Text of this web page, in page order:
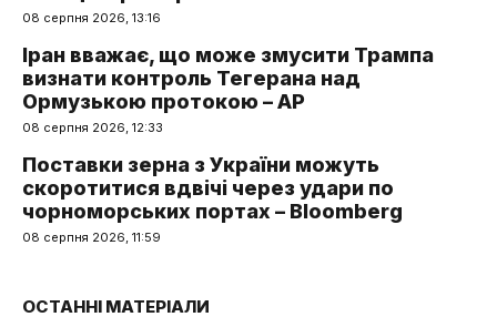
08 серпня 2026, 13:16
Іран вважає, що може змусити Трампа
визнати контроль Тегерана над
Ормузькою протокою – AP
08 серпня 2026, 12:33
Поставки зерна з України можуть
скоротитися вдвічі через удари по
чорноморських портах – Bloomberg
08 серпня 2026, 11:59
ОСТАННІ МАТЕРІАЛИ